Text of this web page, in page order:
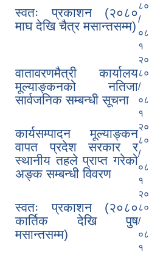
स्वतः प्रकाशन (२०८०
माघ देखि चैत्र मसान्तसम्म)
८०
/
०८
१
वातावरणमैत्री कार्यालय
मूल्याङ्कनको नतिजा
सार्वजनिक सम्बन्धी सूचना
२०
८०
/
०८
१
कार्यसम्पादन मूल्याङ्कन
वापत प्रदेश सरकार र
स्थानीय तहले प्राप्त गरेको
अङ्क सम्बन्धी विवरण
२०
८०
/
०८
१
स्वतः प्रकाशन (२०८०
कार्तिक देखि पुष
मसान्तसम्म)
२०
८०
/
०८
१